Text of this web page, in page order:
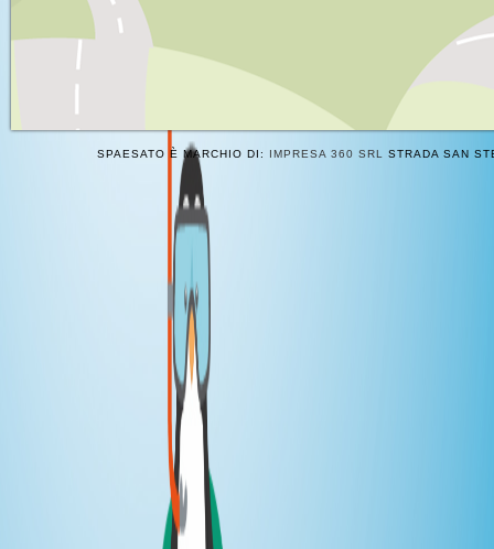
SPAESATO È MARCHIO DI: IMPRESA 360 SRL STRADA SAN